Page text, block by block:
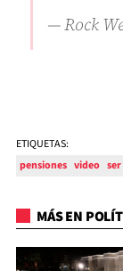
— Rock
ETIQUETAS:
pensiones video ser
MÁS EN